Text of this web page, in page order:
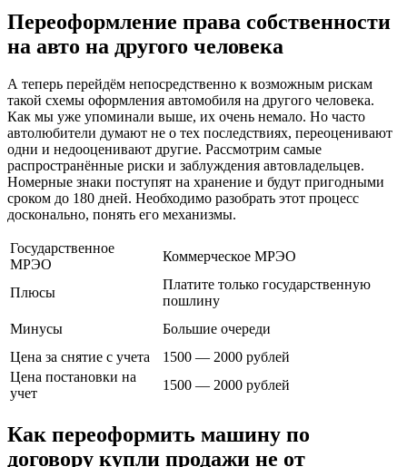
Переоформление права собственности
на авто на другого человека
А теперь перейдём непосредственно к возможным рискам
такой схемы оформления автомобиля на другого человека.
Как мы уже упоминали выше, их очень немало. Но часто
автолюбители думают не о тех последствиях, переоценивают
одни и недооценивают другие. Рассмотрим самые
распространённые риски и заблуждения автовладельцев.
Номерные знаки поступят на хранение и будут пригодными
сроком до 180 дней. Необходимо разобрать этот процесс
досконально, понять его механизмы.
Государственное
МРЭО
Коммерческое МРЭО
Плюсы
Платите только государственную
пошлину
Минусы
Большие очереди
Цена за снятие с учета
1500 — 2000 рублей
Цена постановки на
учет
1500 — 2000 рублей
Как переоформить машину по
договору купли продажи не от